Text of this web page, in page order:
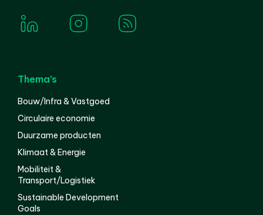
Thema’s
Bouw/Infra & Vastgoed
Circulaire economie
Duurzame producten
Klimaat & Energie
Mobiliteit &
Transport/Logistiek
Sustainable Development
Goals